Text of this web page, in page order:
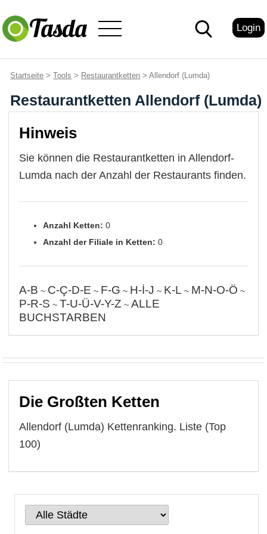
Login
Startseite >Tools > Restaurantketten > Allendorf (Lumda)
Restaurantketten Allendorf (Lumda)
Hinweis
Sie können die Restaurantketten in Allendorf-
Lumda nach der Anzahl der Restaurants finden.
Anzahl Ketten: 0
Anzahl der Filiale in Ketten: 0
A-B ~ C-Ç-D-E ~ F-G ~ H-İ-J ~ K-L ~ M-N-O-Ö ~
P-R-S ~ T-U-Ü-V-Y-Z ~ALLE
BUCHSTARBEN
Die Großten Ketten
Allendorf (Lumda) Kettenranking. Liste (Top
100)